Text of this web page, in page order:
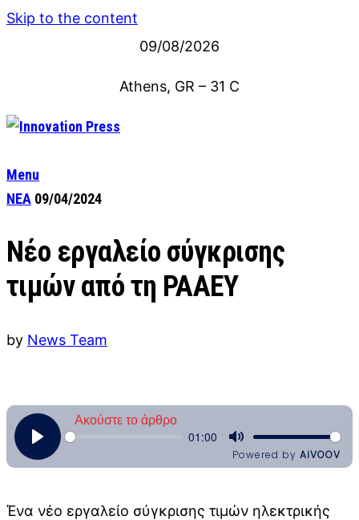
Skip to the content
09/08/2026
Athens, GR – 31 C
Menu
ΝΕΑ 09/04/2024
Νέο εργαλείο σύγκρισης
τιμών από τη ΡΑΑΕΥ
by News Team
Ένα νέο εργαλείο σύγκρισης τιμών ηλεκτρικής